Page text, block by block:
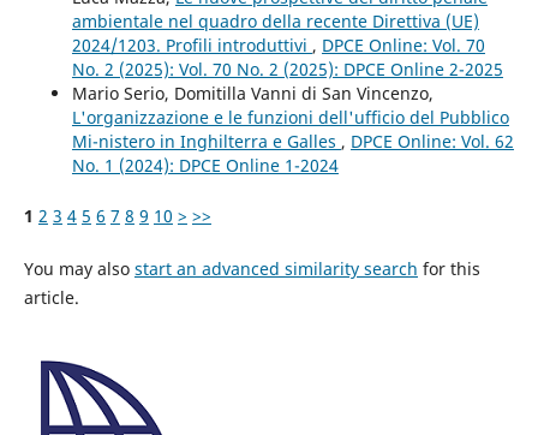
ambientale nel quadro della recente Direttiva (UE)
2024/1203. Profili introduttivi , DPCE Online: Vol. 70
No. 2 (2025): Vol. 70 No. 2 (2025): DPCE Online 2-2025
Mario Serio, Domitilla Vanni di San Vincenzo,
L'organizzazione e le funzioni dell'ufficio del Pubblico
Mi-nistero in Inghilterra e Galles , DPCE Online: Vol. 62
No. 1 (2024): DPCE Online 1-2024
1 2 3 4 5 6 7 8 9 10 > >>
You may also start an advanced similarity search for this
article.